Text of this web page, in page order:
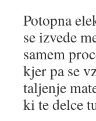
Potopna
se izvede
samem
kjer pa se
taljenje
ki te delce